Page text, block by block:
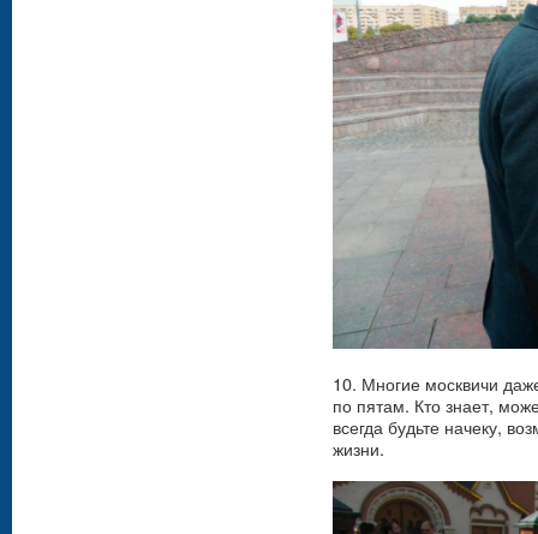
10. Многие москвичи
по пятам. Кто знает,
всегда будьте начеку,
жизни.